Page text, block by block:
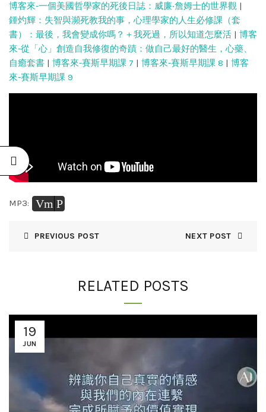
博客來-一個美國哲學家的死後日誌：威廉‧詹姆士的世界觀 |
鍾灼輝：失智與瀕死教我的事，心理學家的人生必修課（套
書）：最後，我會變成你嗎？＋我死過，所以知道怎麼活 | 博客
來-從「心」創造自我修復的奇蹟：做自己最好的醫生，心藥、
自癒套書 | 博客來-賽斯早期課 7 | 博客來-賽斯早期課 8 | 博客
來-賽斯早期課 9
MP3: Vm P
PREVIOUS POST NEXT POST
RELATED POSTS
19
JUN